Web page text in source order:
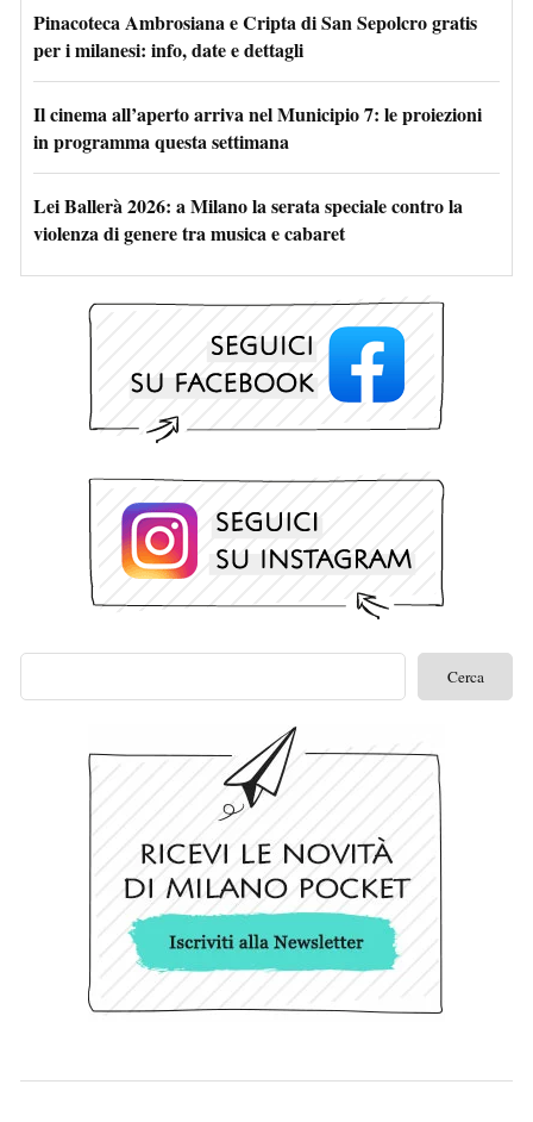
Pinacoteca Ambrosiana e Cripta di San Sepolcro gratis
per i milanesi: info, date e dettagli
Il cinema all’aperto arriva nel Municipio 7: le proiezioni
in programma questa settimana
Lei Ballerà 2026: a Milano la serata speciale contro la
violenza di genere tra musica e cabaret